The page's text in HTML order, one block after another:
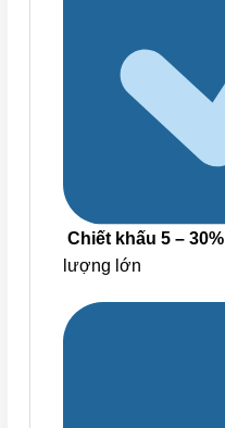
Chiết khấu 5 – 30%
lượng lớn